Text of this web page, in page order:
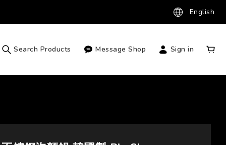
English
Search Products Message Shop Sign in